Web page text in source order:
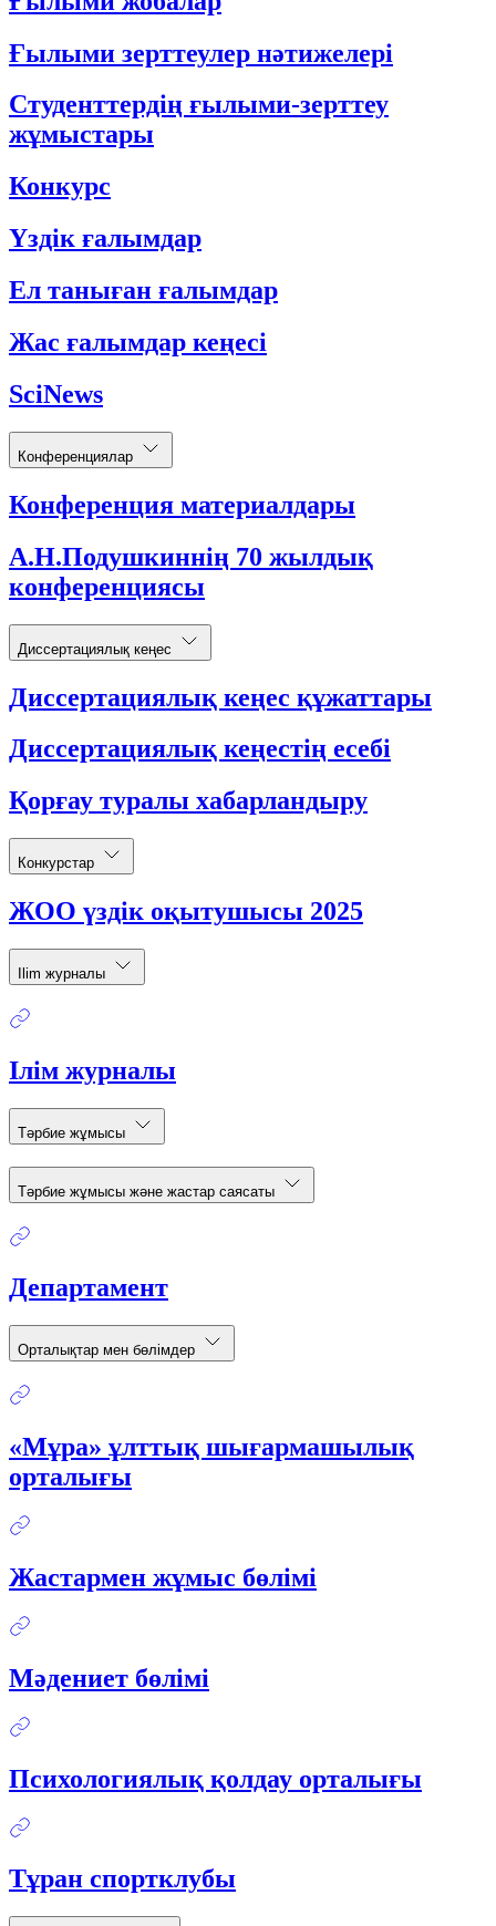
Ғылыми зерттеулер нәтижелері
Студенттердің ғылыми-зерттеу
жұмыстары
Конкурс
Үздік ғалымдар
Ел таныған ғалымдар
Жас ғалымдар кеңесі
SciNews
Конференциялар
Конференция материалдары
А.Н.Подушкиннің 70 жылдық
конференциясы
Диссертациялық кеңес
Диссертациялық кеңес құжаттары
Диссертациялық кеңестің есебі
Қорғау туралы хабарландыру
Конкурстар
ЖОО үздік оқытушысы 2025
Ilim журналы
Ілім журналы
Тәрбие жұмысы
Тәрбие жұмысы және жастар саясаты
Департамент
Орталықтар мен бөлімдер
«Мұра» ұлттық шығармашылық
орталығы
Жастармен жұмыс бөлімі
Мәдениет бөлімі
Психологиялық қолдау орталығы
Тұран спортклубы